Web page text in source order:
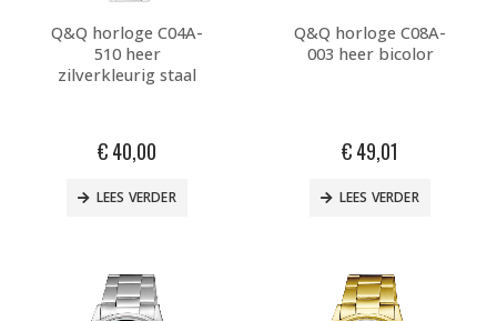
Q&Q horloge C04A-
510 heer
zilverkleurig staal
€40,00
LEES VERDER
Q&Q horloge C08A-
003 heer bicolor
€49,01
LEES VERDER